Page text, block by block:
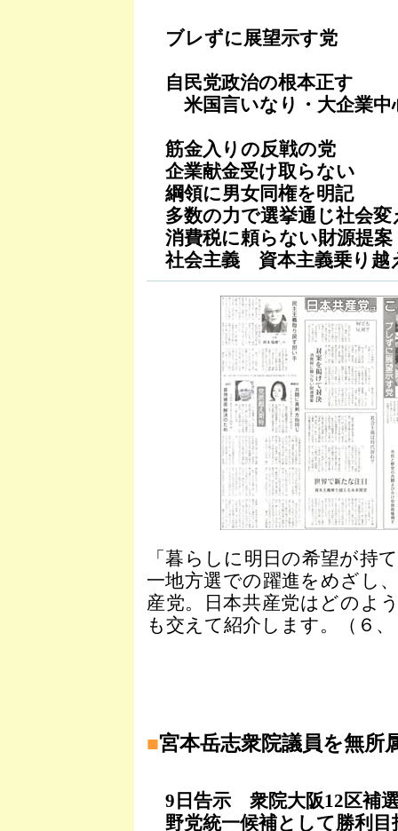
ブレずに展望示す党
自民党政治の根本正す
米国言いなり・大企業中
筋金入りの反戦の党
企業献金受け取らない
綱領に男女同権を明記
多数の力で選挙通じ社会変
消費税に頼らない財源提案
社会主義 資本主義乗り越
「暮らしに明日の希望が持
一地方選での躍進をめざし
産党。日本共産党はどのよ
も交えて紹介します。（６
■宮本岳志衆院議員を無所
9日告示 衆院大阪12区補
野党統一候補として勝利目